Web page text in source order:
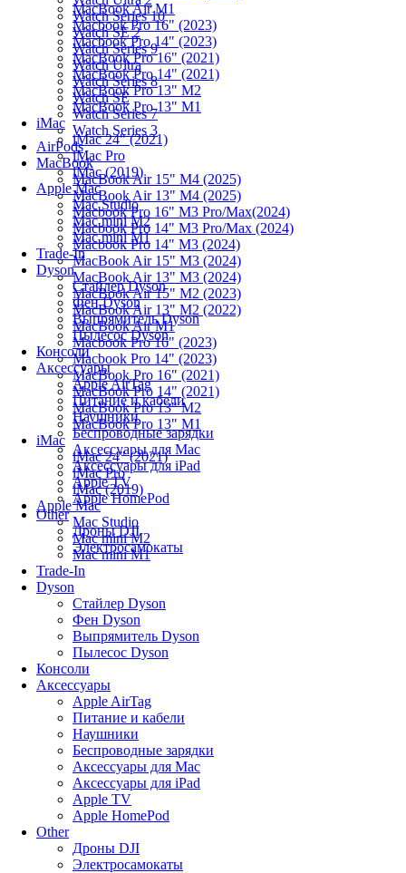
MacBook Air M1
Macbook Pro 16" (2023)
Macbook Pro 14" (2023)
MacBook Pro 16" (2021)
MacBook Pro 14" (2021)
MacBook Pro 13" M2
MacBook Pro 13" M1
iMac
iMac 24" (2021)
iMac Pro
iMac (2019)
Apple Mac
Mac Studio
Mac mini M2
Mac mini M1
Trade-In
Dyson
Стайлер Dyson
Фен Dyson
Выпрямитель Dyson
Пылесос Dyson
Консоли
Аксессуары
Apple AirTag
Питание и кабели
Наушники
Беспроводные зарядки
Аксессуары для Mac
Аксессуары для iPad
Apple TV
Apple HomePod
Other
Дроны DJI
Электросамокаты
Watch Series 10
Watch SE 2
Watch Series 9
Watch Ultra
Watch Series 8
Watch SE
Watch Series 7
Watch Series 3
AirPods
MacBook
MacBook Air 15" M4 (2025)
MacBook Air 13" M4 (2025)
Macbook Pro 16" M3 Pro/Max(2024)
Macbook Pro 14" M3 Pro/Max (2024)
Macbook Pro 14" M3 (2024)
MacBook Air 15" M3 (2024)
MacBook Air 13" M3 (2024)
MacBook Air 15" M2 (2023)
MacBook Air 13" M2 (2022)
MacBook Air M1
Macbook Pro 16" (2023)
Macbook Pro 14" (2023)
MacBook Pro 16" (2021)
MacBook Pro 14" (2021)
MacBook Pro 13" M2
MacBook Pro 13" M1
iMac
iMac 24" (2021)
iMac Pro
iMac (2019)
Apple Mac
Mac Studio
Mac mini M2
Mac mini M1
Trade-In
Dyson
Стайлер Dyson
Фен Dyson
Выпрямитель Dyson
Пылесос Dyson
Консоли
Аксессуары
Apple AirTag
Питание и кабели
Наушники
Беспроводные зарядки
Аксессуары для Mac
Аксессуары для iPad
Apple TV
Apple HomePod
Other
Дроны DJI
Электросамокаты